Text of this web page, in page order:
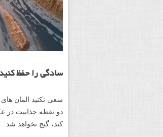
۲۳ ساعت طلایی
دین بوترل می گوید:
هستند.»